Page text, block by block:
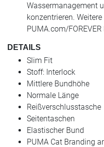
Wassermanagement
konzentrieren.
PUMA.com/FOREVER
DETAILS
Slim Fit
Stoff: Interlock
Mittlere Bundhöhe
Normale Länge
Reißverschlusstasche
Seitentaschen
Elastischer Bund
PUMA Cat Branding